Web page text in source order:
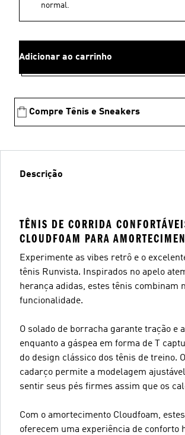
normal.
Adicionar ao carrinho
Compre Tênis e Sneakers
Descrição
TÊNIS DE CORRIDA
CLOUDFOAM PARA
Experimente as vibes retrô e o
tênis Runvista. Inspirados no apelo
herança adidas, estes tênis combinam
funcionalidade.
O solado de borracha garante tração e
enquanto a gáspea em forma de T
do design clássico dos tênis de treino.
cadarço permite a modelagem
sentir seus pés firmes assim que os
Com o amortecimento Cloudfoam,
oferecem uma experiência de conforto